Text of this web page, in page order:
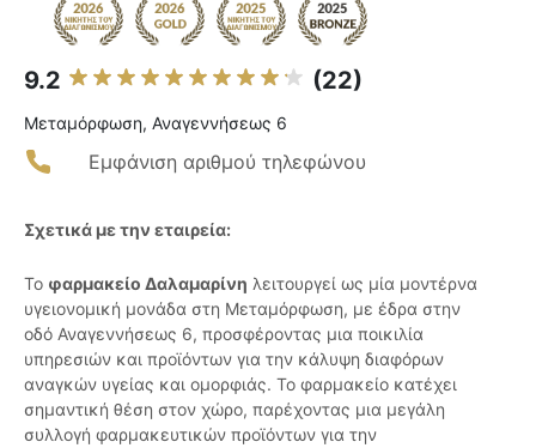
9.2 (22)
Μεταμόρφωση, Αναγεννήσεως 6
Εμφάνιση αριθμού τηλεφώνου
Σχετικά με την εταιρεία:
Το φαρμακείο Δαλαμαρίνη λειτουργεί ως μία μοντέρνα
υγειονομική μονάδα στη Μεταμόρφωση, με έδρα στην
οδό Αναγεννήσεως 6, προσφέροντας μια ποικιλία
υπηρεσιών και προϊόντων για την κάλυψη διαφόρων
αναγκών υγείας και ομορφιάς. Το φαρμακείο κατέχει
σημαντική θέση στον χώρο, παρέχοντας μια μεγάλη
συλλογή φαρμακευτικών προϊόντων για την